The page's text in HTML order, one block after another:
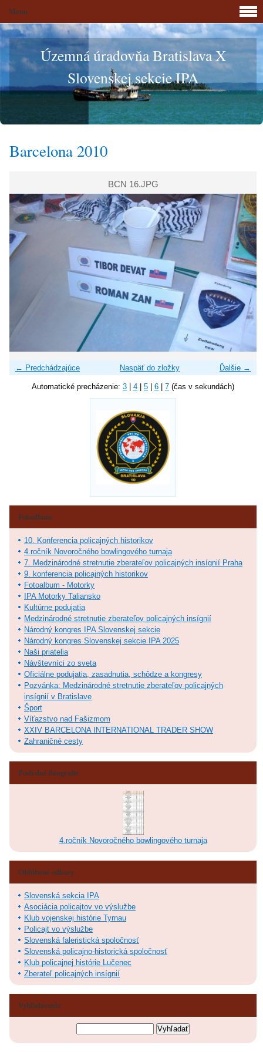
Územná úradovňa Bratislava X
Slovenskej sekcie IPA
Barcelona 2010
BCN 16.JPG
← Predchádzajúce Ďalšie →
Naspäť do zložky
Automatické precházenie: 3 4 5 6 7 (čas v sekundách)
Menu
Fotoalbum
10. Konferencia policajných historikov
4.ročník Novoročného bowlingového turnaja
7. Medzinárodné stretnutie zberateľov policajných insígnií Praha
9. konferencia policajných historikov
Fotoalbum - Motorky
IPA Motorky Taliansko
Kultúrne podujatia
Medzinárodné stretnutie zberateľov policajných insígnií
Národný kongres IPA Slovenskej sekcie
Národný kongres Slovenskej sekcie IPA 2025
Naši priatelia
Návštevníci zo sveta
Oficiálne podujatia, zasadnutia, schôdze a kongresy
Pozvánka: Medzinárodné stretnutie zberateľov policajných
insígnií v Bratislave
Šport
Víťazstvo nad Fašizmom
XXIV BARCELONA INTERNATIONAL TRADER SHOW
Zahraničné cesty
Posledné fotografie
4.ročník Novoročného bowlingového turnaja
Obľúbené odkazy
Slovenská sekcia IPA
Asociácia policajtov vo výslužbe
Klub vojenskej histórie Tyrnau
Policajt vo výslužbe
Slovenská faleristická spoločnosť
Slovenská policajno-historická spoločnosť
Klub policajnej histórie Lučenec
Zberateľ policajných insígnií
Vyhľadávanie